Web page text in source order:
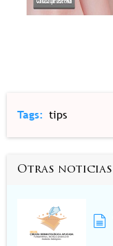
Tags tips
Otras noticias